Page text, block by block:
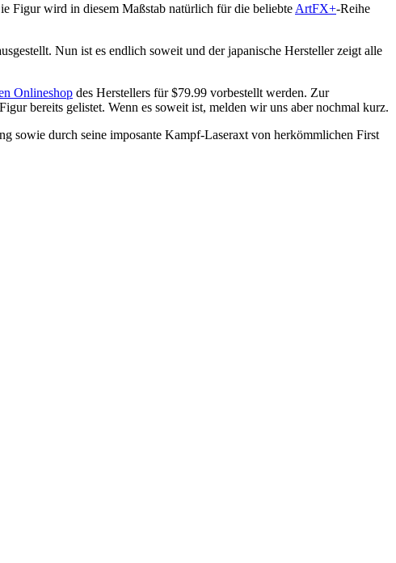
Figur wird in diesem Maßstab natürlich für die beliebte ArtFX+-Reihe
Nun ist es endlich soweit und der japanische Hersteller zeigt alle
Onlineshop des Herstellers für $79.99 vorbestellt werden. Zur
bereits gelistet. Wenn es soweit ist, melden wir uns aber nochmal kurz.
sowie durch seine imposante Kampf-Laseraxt von herkömmlichen First